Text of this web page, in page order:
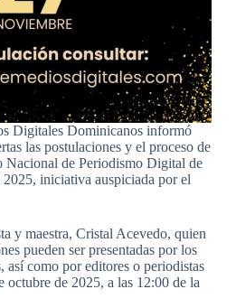
Digitales Dominicanos informó
las postulaciones y el proceso de
Nacional de Periodismo Digital de
iniciativa auspiciada por el
y maestra, Cristal Acevedo, quien
pueden ser presentadas por los
así como por editores o periodistas
octubre de 2025, a las 12:00 de la